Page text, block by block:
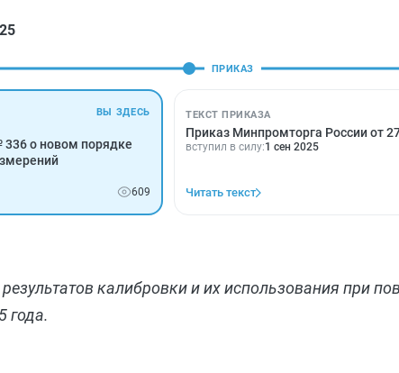
ВЫ ЗДЕСЬ
о новом порядке
609
ПРИКАЗ
ТЕКСТ ПРИКАЗА
Приказ Минпромторга России от
вступил в силу:1 сен 2025
Читать текст
калибровки и их использования при
года.